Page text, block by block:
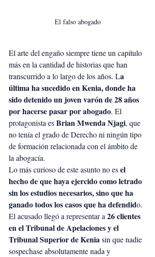
El falso abogado
El arte del engaño siempre tiene un capítulo
más en la cantidad de historias que han
transcurrido a lo largo de los años. La
última ha sucedido en Kenia, donde ha
sido detenido un joven varón de 28 años
por hacerse pasar por abogado. El
protagonista es Brian Mwenda Njagi, que
no tenía el grado de Derecho ni ningún tipo
de formación relacionada con el ámbito de
la abogacía.
Lo más curioso de este asunto no es el
hecho de que haya ejercido como letrado
sin los estudios necesarios, sino que ha
ganado todos los casos que ha defendido.
El acusado llegó a representar a 26 clientes
en el Tribunal de Apelaciones y el
Tribunal Superior de Kenia sin que nadie
sospechase absolutamente nada y